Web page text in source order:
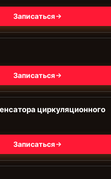
Записаться
Записаться
циркуляционного
Записаться